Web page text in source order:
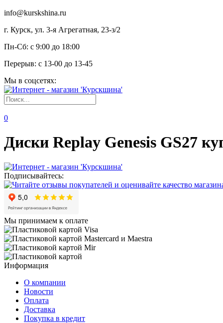
info@kurskshina.ru
г. Курск, ул. 3-я Агрегатная, 23-з/2
Пн-Сб: с 9:00 до 18:00
Перерыв: с 13-00 до 13-45
Мы в соцсетях:
0
Диски Replay Genesis GS27
Подписывайтесь:
Мы принимаем к оплате
Информация
О компании
Новости
Оплата
Доставка
Покупка в кредит